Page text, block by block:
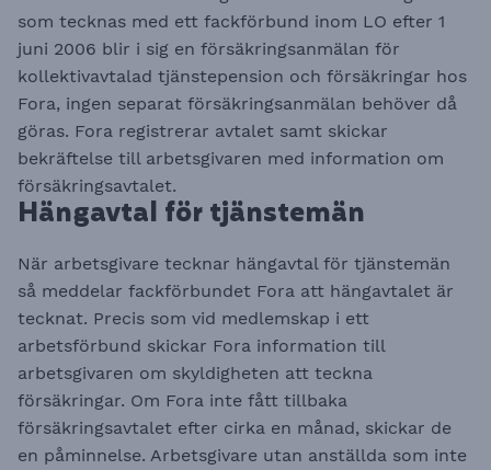
som tecknas med ett fackförbund inom LO efter 1
juni 2006 blir i sig en försäkringsanmälan för
kollektivavtalad tjänstepension och försäkringar hos
Fora, ingen separat försäkringsanmälan behöver då
göras. Fora registrerar avtalet samt skickar
bekräftelse till arbetsgivaren med information om
försäkringsavtalet.​​​​​​​
​​​​​​​Hängavtal för tjänstemän
När arbetsgivare tecknar hängavtal för tjänstemän
så meddelar fackförbundet Fora att hängavtalet är
tecknat. Precis som vid medlemskap i ett
arbetsförbund skickar Fora information till
arbetsgivaren om skyldigheten att teckna
försäkringar. Om Fora inte fått tillbaka
försäkringsavtalet efter cirka en månad, skickar de
en påminnelse. Arbetsgivare utan anställda som inte